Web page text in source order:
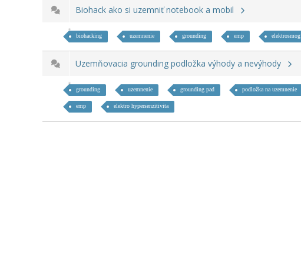
Biohack ako si uzemniť notebook a mobil
biohacking uzemnenie grounding emp elektrosmog
Uzemňovacia grounding podložka výhody a nevýhody
grounding uzemnenie grounding pad podložka na uzemnenie
emp elektro hypersenzitivita